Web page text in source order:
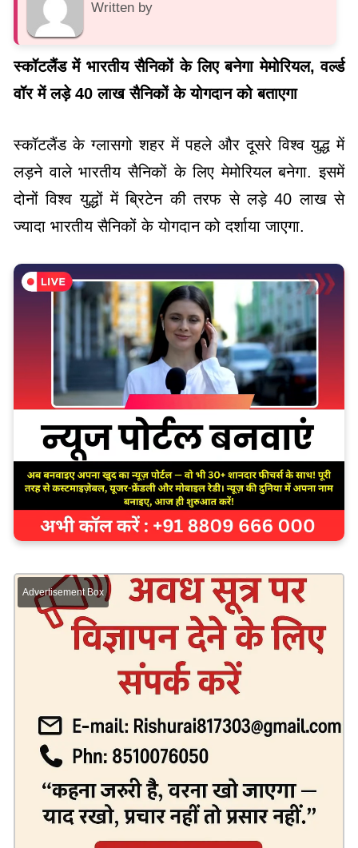
Written by
स्कॉटलैंड में भारतीय सैनिकों के लिए बनेगा मेमोरियल, वर्ल्ड
वॉर में लड़े 40 लाख सैनिकों के योगदान को बताएगा
स्कॉटलैंड के ग्लासगो शहर में पहले और दूसरे विश्व युद्ध में
लड़ने वाले भारतीय सैनिकों के लिए मेमोरियल बनेगा. इसमें
दोनों विश्व युद्धों में ब्रिटेन की तरफ से लड़े 40 लाख से
ज्यादा भारतीय सैनिकों के योगदान को दर्शाया जाएगा.
Advertisement Box